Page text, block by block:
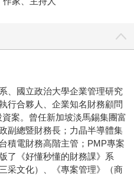
、國立政治大學企業管理研究
行合夥人、企業知名財務顧問
案。曾任新加坡淡馬錫集團富
副總暨財務長；力晶半導體集
積電財務高階主管；PMP專案
了《好懂秒懂的財務課》系
采文化）、《專案管理》（商